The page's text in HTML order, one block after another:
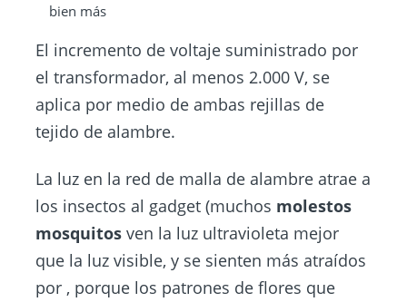
bien más
El incremento de voltaje suministrado por
el transformador, al menos 2.000 V, se
aplica por medio de ambas rejillas de
tejido de alambre.
La luz en la red de malla de alambre atrae a
los insectos al gadget (muchos molestos
mosquitosven la luz ultravioleta mejor
que la luz visible, y se sienten más atraídos
por , porque los patrones de flores que